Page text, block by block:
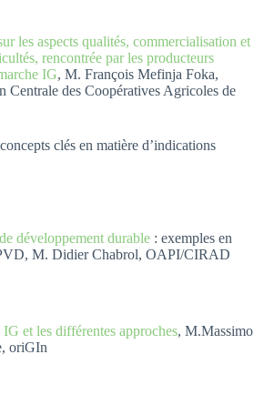
les aspects qualités, commercialisation et
rencontrée par les producteurs
IG, M. François Mefinja Foka,
Centrale des Coopératives Agricoles de
clés en matière d’indications
développement durable : exemples en
M. Didier Chabrol, OAPI/CIRAD
et les différentes approches, M.Massimo
oriGIn